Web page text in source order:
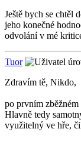
Ještě bych se chtěl
jeho konečné
odvolání v mé
Tuor
Zdravím tě, Nikdo,
po prvním
Hlavně tedy
využitelný ve hře,